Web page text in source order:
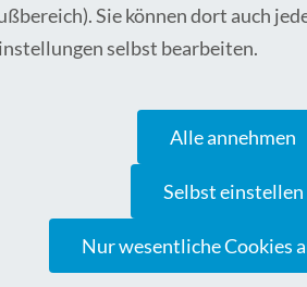
Wohnraumfindung
digitale Informationen für
eine konzeptionelle,
eine vertrauensvolle
vollständig digitalisierte
KLUB: eine
Sie können dort auch
selbst bearbeiten.
Alle annehmen
Selbst einstellen
Nur wesentliche Cookies